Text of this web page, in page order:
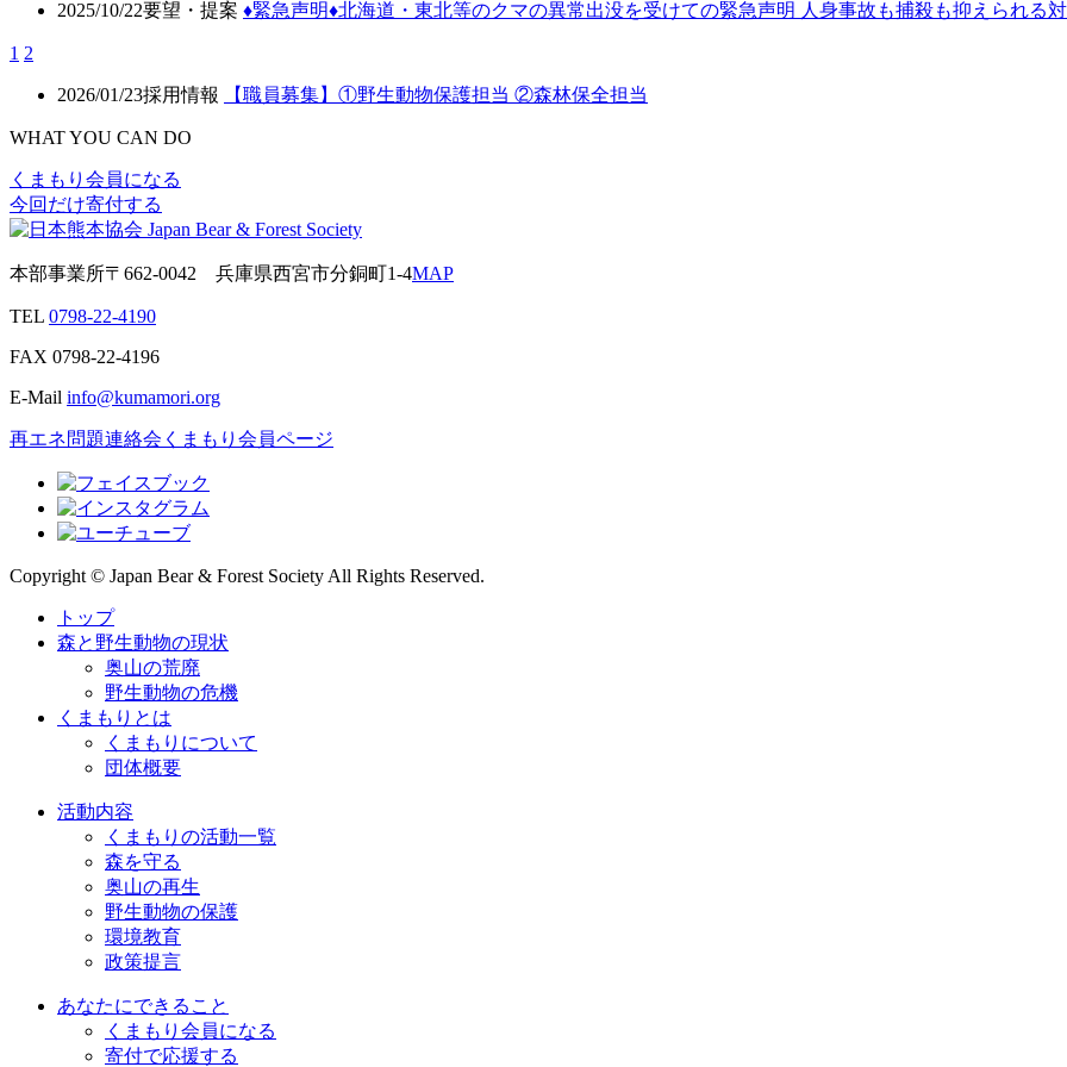
2025/10/22要望・提案 ♦️緊急声明♦️北海道・東北等のクマの異常出没を受けての緊急声明 人身事故も捕殺も抑えられる
1 2
2026/01/23採用情報 【職員募集】①野生動物保護担当 ②森林保全担当
WHAT YOU CAN DO
くまもり会員になる
今回だけ寄付する
本部事業所〒662-0042 兵庫県西宮市分銅町1-4MAP
TEL 0798-22-4190
FAX 0798-22-4196
E-Mail info@kumamori.org
再エネ問題連絡会 くまもり会員ページ
Copyright © Japan Bear & Forest Society All Rights Reserved.
トップ
森と野生動物の現状
奥山の荒廃
野生動物の危機
くまもりとは
くまもりについて
団体概要
活動内容
くまもりの活動一覧
森を守る
奥山の再生
野生動物の保護
環境教育
政策提言
あなたにできること
くまもり会員になる
寄付で応援する